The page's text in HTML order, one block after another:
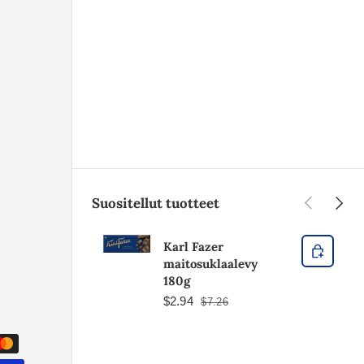
Suositellut tuotteet Edellinen
Karl Fazer
maitosuklaalevy
180g
$2.94 $7.26